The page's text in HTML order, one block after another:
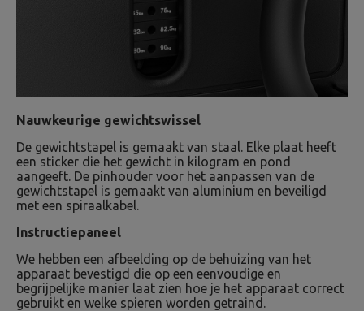
Nauwkeurige gewichtswissel
De gewichtstapel is gemaakt van staal. Elke plaat heeft
een sticker die het gewicht in kilogram en pond
aangeeft. De pinhouder voor het aanpassen van de
gewichtstapel is gemaakt van aluminium en beveiligd
met een spiraalkabel.
Instructiepaneel
We hebben een afbeelding op de behuizing van het
apparaat bevestigd die op een eenvoudige en
begrijpelijke manier laat zien hoe je het apparaat correct
gebruikt en welke spieren worden getraind.